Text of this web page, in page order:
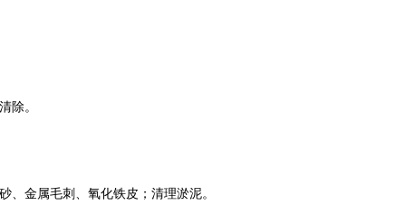
除。
、金属毛刺、氧化铁皮；清理淤泥。